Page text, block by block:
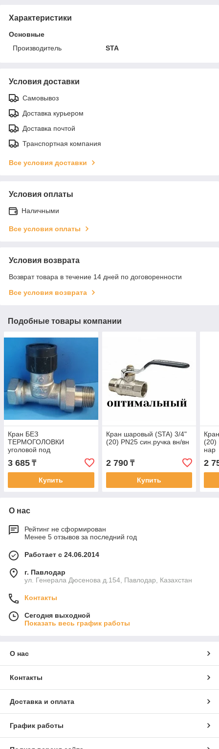
Характеристики
Основные
Производитель
STA
Условия доставки
Самовывоз
Доставка курьером
Доставка почтой
Транспортная компания
Все условия доставки
Условия оплаты
Наличными
Все условия оплаты
Условия возврата
Возврат товара в течение 14 дней по договоренности
Все условия возврата
Подобные товары компании
Кран БЕЗ
ТЕРМОГОЛОВКИ
уголовой под
термоголовку/
сервопривод 3/4 (20)
3 685 ₸
Купить
Кран шаровый (STA) 3/4"
(20) PN25 син.ручка вн/вн
2 790₸
Купить
(20)
нар
2
О нас
Рейтинг не сформирован
Менее 5 отзывов за последний год
Работает с 24.06.2014
г. Павлодар
ул. Генерала Дюсенова д.154, Павлодар, Казахстан
Контакты
Сегодня выходной
Показать весь график работы
О нас
Контакты
Доставка и оплата
График работы